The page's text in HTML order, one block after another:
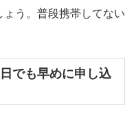
う。普段携帯してない
でも早めに申し込